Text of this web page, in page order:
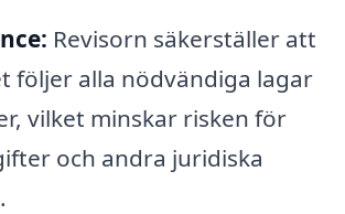
Revisorn säkerställer att
följer alla nödvändiga lagar
vilket minskar risken för
och andra juridiska